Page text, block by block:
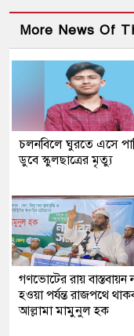
More News Of
চলনবিলে ঘুরতে এসে
ডুবে স্কুলছাত্রের মৃত্যু
গণভোটের রায় বাস্তবায়ন
হওয়া পর্যন্ত রাজপথে
আল্লামা মামুনুল হক